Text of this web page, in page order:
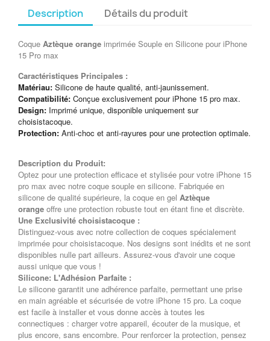
Description Détails du produit
Coque Aztèque orange imprimée Souple en Silicone pour iPhone
15 Pro max
Caractéristiques Principales :
Matériau: Silicone de haute qualité, anti-jaunissement.
Compatibilité: Conçue exclusivement pour iPhone 15 pro max.
Design: Imprimé unique, disponible uniquement sur
choisistacoque.
Protection: Anti-choc et anti-rayures pour une protection optimale.
Description du Produit:
Optez pour une protection efficace et stylisée pour votre iPhone 15
pro max avec notre coque souple en silicone. Fabriquée en
silicone de qualité supérieure, la coque en gel Aztèque
orange offre une protection robuste tout en étant fine et discrète.
Une Exclusivité choisistacoque :
Distinguez-vous avec notre collection de coques spécialement
imprimée pour choisistacoque. Nos designs sont inédits et ne sont
disponibles nulle part ailleurs. Assurez-vous d'avoir une coque
aussi unique que vous !
Silicone: L'Adhésion Parfaite :
Le silicone garantit une adhérence parfaite, permettant une prise
en main agréable et sécurisée de votre iPhone 15 pro. La coque
est facile à installer et vous donne accès à toutes les
connectiques : charger votre appareil, écouter de la musique, et
plus encore, sans encombre. Pour renforcer la protection, pensez